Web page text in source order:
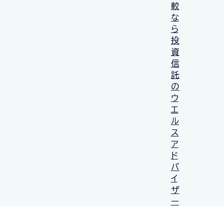
較
な
ら
投
資
信
託
の
ウ
エ
ル
ス
ア
ド
バ
イ
ザ
ー